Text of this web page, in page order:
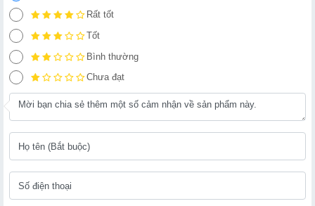
Rất tốt
Tốt
Bình thường
Chưa đạt